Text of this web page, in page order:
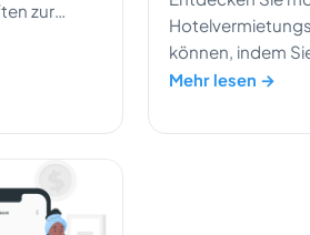
zur
von
können, indem
Gästeerlebnis
Mehr lesen →